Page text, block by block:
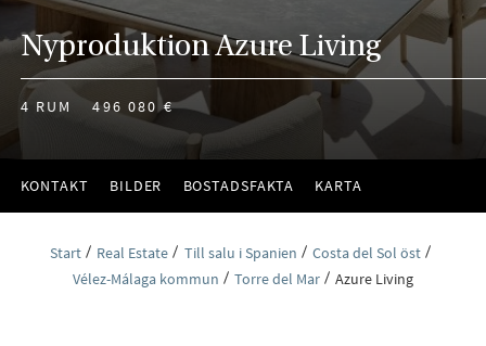
Nyproduktion Azure Living
4 RUM 496 080 €
KONTAKT BILDER BOSTADSFAKTA KARTA
Start Real Estate Till salu i Spanien
Costa del Sol öst
Vélez-Málaga kommun
Torre del Mar Azure Living